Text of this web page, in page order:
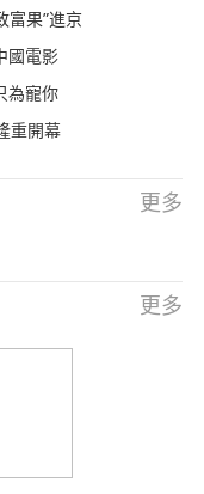
富果”進京
國電影
為寵你
重開幕
更多
更多